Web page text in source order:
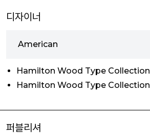
디자이너
American
Hamilton Wood Type Collection
Hamilton Wood Type Collection
퍼블리셔